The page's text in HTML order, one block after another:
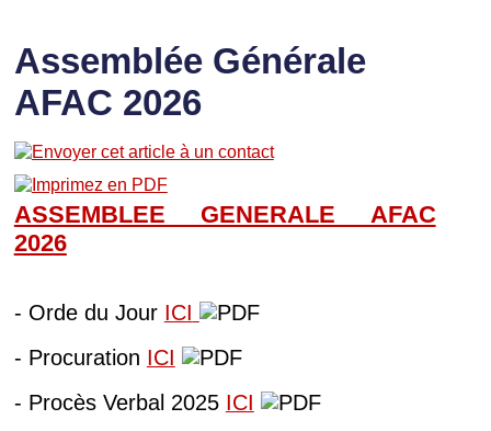
Assemblée Générale
AFAC 2026
ASSEMBLEE GENERALE AFAC
2026
- Orde du Jour ICI
- Procuration ICI
- Procès Verbal 2025 ICI